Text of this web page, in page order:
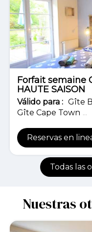
Forfait semaine
HAUTE SAISON
Válido para : Gîte
Gîte Cape Town ...
Reservas en
Todas las
Nuestras